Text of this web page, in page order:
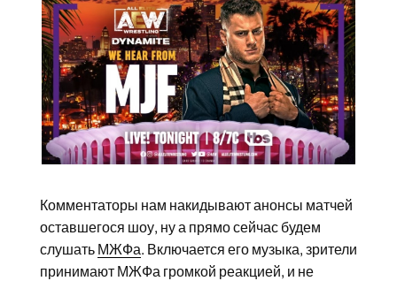
Комментаторы нам накидывают анонсы матчей
оставшегося шоу, ну а прямо сейчас будем
слушать МЖФа. Включается его музыка, зрители
принимают МЖФа громкой реакцией, и не